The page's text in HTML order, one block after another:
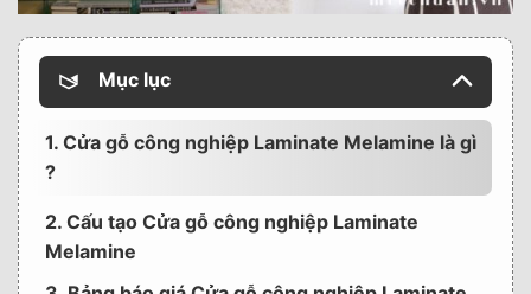
Mục lục
1. Cửa gỗ công nghiệp Laminate Melamine là gì
?
2. Cấu tạo Cửa gỗ công nghiệp Laminate
Melamine